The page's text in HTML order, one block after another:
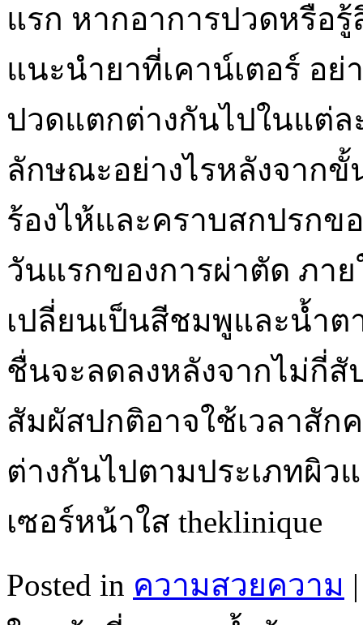
แรก หากอาการปวดหรือ
แนะนำยาที่เคาน์เตอร์ อ
ปวดแตกต่างกันไปในแต่
ลักษณะอย่างไรหลังจาก
ร้องไห้และคราบสกปรกข
วันแรกของการผ่าตัด ภา
เปลี่ยนเป็นสีชมพูและน้ำ
ชื่นจะลดลงหลังจากไม่กี่สั
สัมผัสปกติอาจใช้เวลาสัก
ต่างกันไปตามประเภทผิว
เซอร์หน้าใส theklinique
Posted in ความสวยความ |